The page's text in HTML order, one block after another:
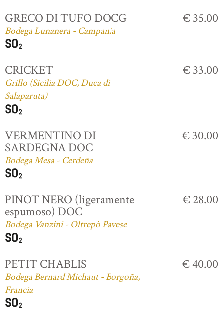
GRECO DI TUFO DOCG
Bodega Lunanera - Campania
€ 35.00
CRICKET
Grillo (Sicilia DOC, Duca di
Salaparuta)
€ 33.00
VERMENTINO DI
SARDEGNA DOC
Bodega Mesa - Cerdeña
€ 30.00
PINOT NERO (ligeramente
espumoso) DOC
Bodega Vanzini - Oltrepò Pavese
€ 28.00
PETIT CHABLIS
Bodega Bernard Michaut - Borgoña,
Francia
€ 40.00